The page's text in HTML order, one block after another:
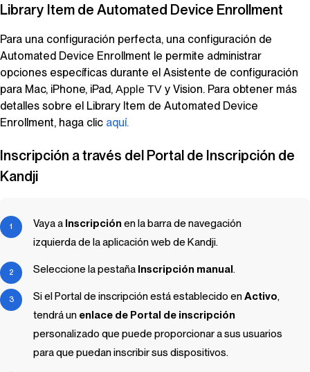
Library Item de Automated Device Enrollment
Para una configuración perfecta, una configuración de
Automated Device Enrollment le permite administrar
opciones específicas durante el Asistente de configuración
para Mac, iPhone, iPad, Apple TV y Vision. Para obtener más
detalles sobre el Library Item de Automated Device
Enrollment, haga clic aquí.
Inscripción a través del Portal de Inscripción de
Kandji
Vaya a Inscripciónen la barra de navegación
izquierda de la aplicación web de Kandji.
Seleccione la pestaña Inscripción manual.
Si el Portal de inscripción está establecido enActivo,
tendrá un enlace de Portal de inscripción
personalizado que puede proporcionar a sus usuarios
para que puedan inscribir sus dispositivos.